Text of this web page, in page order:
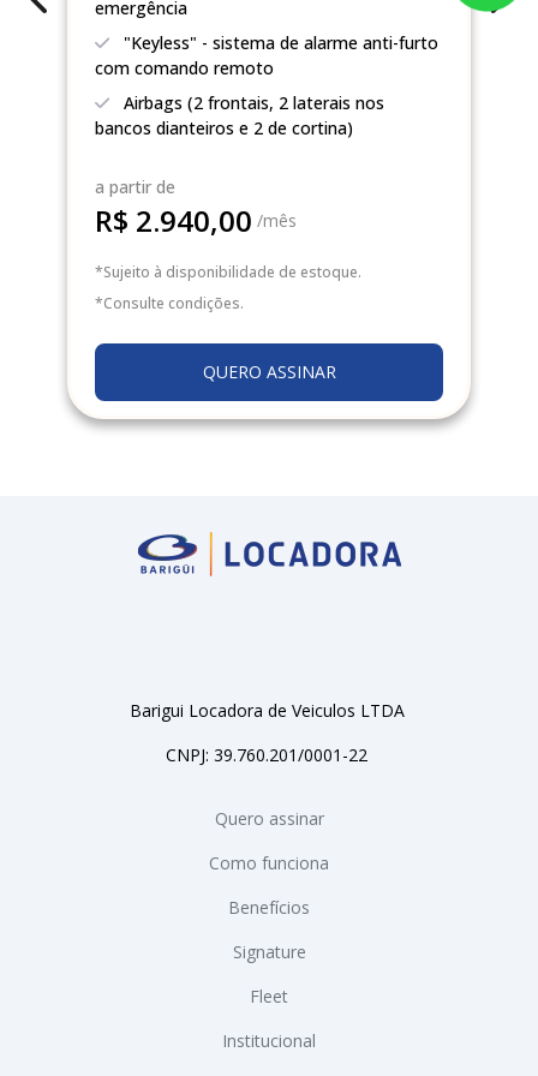
emergência
"Keyless" - sistema de alarme anti-furto
com comando remoto
Airbags (2 frontais, 2 laterais nos
bancos dianteiros e 2 de cortina)
a partir de
R$ 2.940,00 /mês
*Sujeito à disponibilidade de estoque.
*Consulte condições.
QUERO ASSINAR
Previous Next
Barigui Locadora de Veiculos LTDA
CNPJ: 39.760.201/0001-22
Quero assinar
Como funciona
Benefícios
Signature
Fleet
Institucional